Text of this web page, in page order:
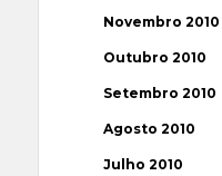
Novembro 2010
Outubro 2010
Setembro 2010
Agosto 2010
Julho 2010